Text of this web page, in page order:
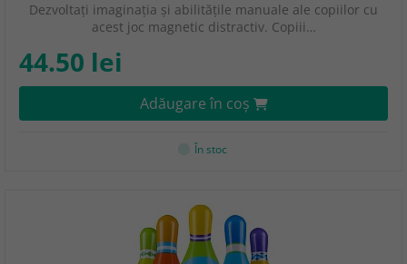
Dezvoltați imaginația și abilitățile manuale ale copiilor cu
acest joc magnetic distractiv. Copiii…
44.50 lei
Adăugare în coş
În stoc